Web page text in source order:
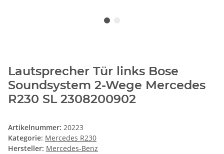
Lautsprecher Tür links Bose
Soundsystem 2-Wege Mercedes
R230 SL 2308200902
Artikelnummer: 20223
Kategorie: Mercedes R230
Hersteller: Mercedes-Benz